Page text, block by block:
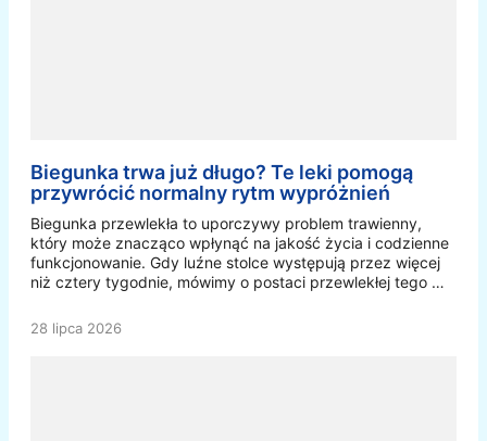
Biegunka trwa już długo? Te leki pomogą
przywrócić normalny rytm wypróżnień
Biegunka przewlekła to uporczywy problem trawienny,
który może znacząco wpłynąć na jakość życia i codzienne
funkcjonowanie. Gdy luźne stolce występują przez więcej
niż cztery tygodnie, mówimy o postaci przewlekłej tego …
28 lipca 2026